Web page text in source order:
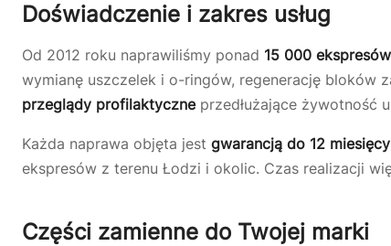
Doświadczenie i zakres usług
Od 2012 roku naprawiliśmy ponad 15 000
wymianę uszczelek i o-ringów, regenerację bloków
przeglądy profilaktyczneprzedłużające żywotność
Każda naprawa objęta jest gwarancją do 12 miesięcy
ekspresów z terenu Łodzi i okolic. Czas realizacji
Części zamienne do Twojej marki